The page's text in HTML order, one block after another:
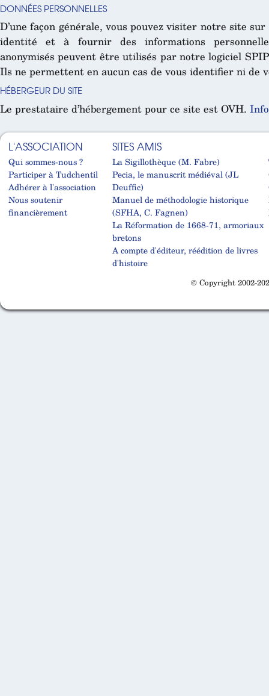
DONNÉES PERSONNELLES
D’une façon générale, vous pouvez visiter notre site
identité et à fournir des informations
anonymisés peuvent être utilisés par notre logiciel
Ils ne permettent en aucun cas de vous identifier ni de
HÉBERGEUR DU SITE
Le prestataire d’hébergement pour ce site est OVH.
L'ASSOCIATION
Qui sommes-nous ?
Participer à Tudchentil
Adhérer à l'association
Nous soutenir
financièrement
SITES AMIS
La Sigillothèque (M. Fabre)
Pecia, le manuscrit médiéval (JL
Deuffic)
Manuel de méthodologie historique
(SFHA, C. Fagnen)
La Réformation de 1668-71, armoriaux
bretons
A compte d'éditeur, réédition de livres
d'histoire
© Copyright 2002-